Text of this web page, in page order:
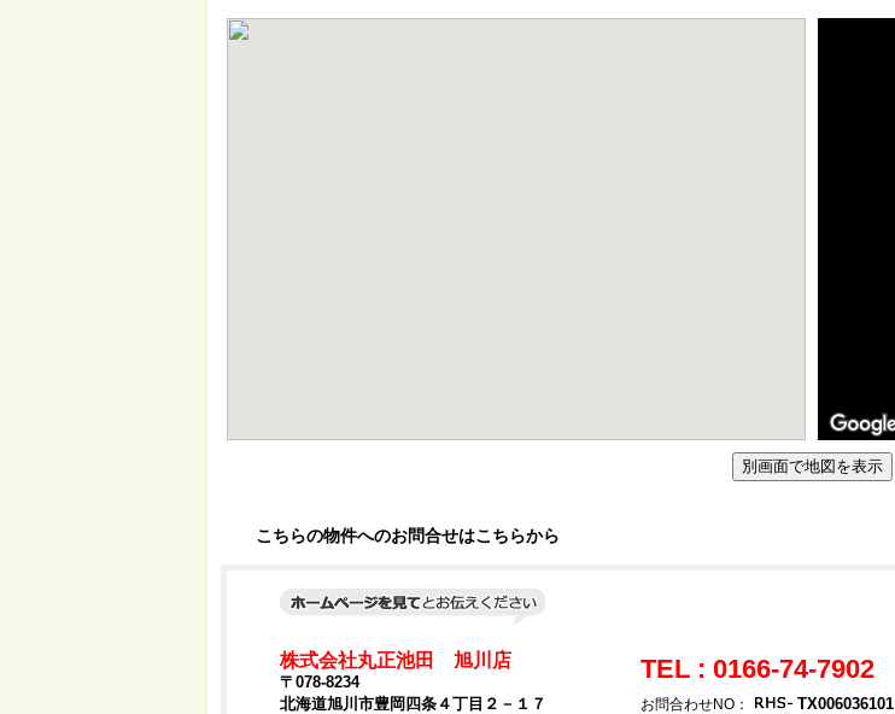
こちらの物件へのお問合せはこちらから
株式会社丸正池田 旭川店
〒078-8234
北海道旭川市豊岡四条４丁目２－１７
TEL : 0166-74-7902
お問合わせNO： TX006036101